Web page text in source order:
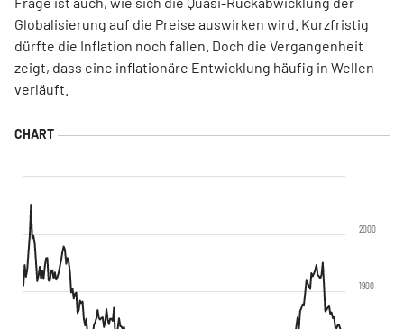
Globalisierung auf die Preise auswirken wird. Kurzfristig
dürfte die Inflation noch fallen. Doch die Vergangenheit
zeigt, dass eine inflationäre Entwicklung häufig in Wellen
verläuft.
1900
2000